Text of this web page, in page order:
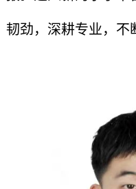
韧劲，深耕专业，不